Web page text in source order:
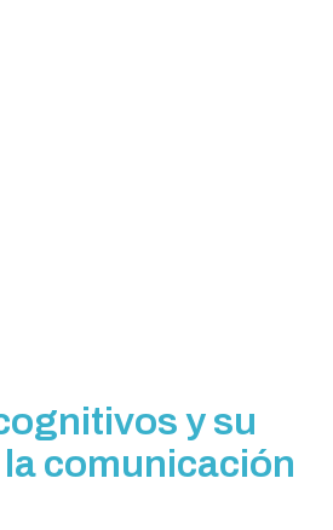
y su
comunicación